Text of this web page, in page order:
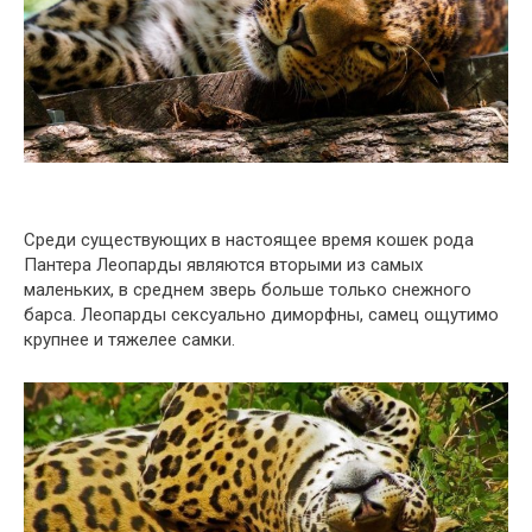
Среди существующих в настоящее время кошек рода
Пантера Леопарды являются вторыми из самых
маленьких, в среднем зверь больше только снежного
барса. Леопарды сексуально диморфны, самец ощутимо
крупнее и тяжелее самки.